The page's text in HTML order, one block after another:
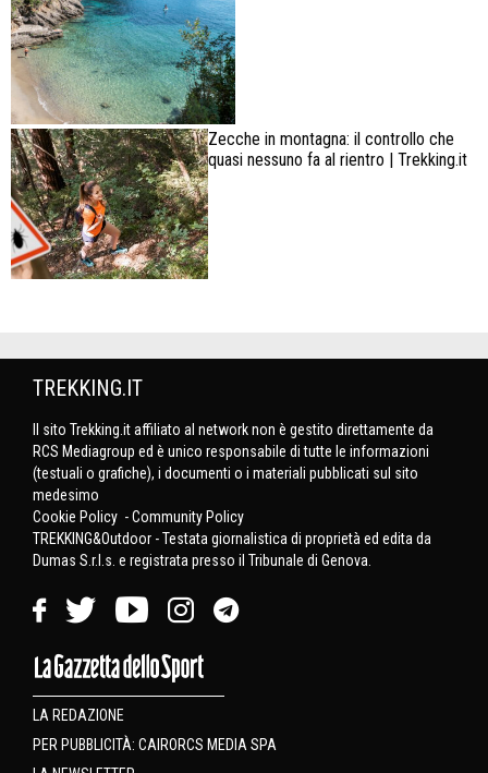
Zecche in montagna: il controllo che
quasi nessuno fa al rientro | Trekking.it
TREKKING.IT
Il sito Trekking.it affiliato al network non è gestito direttamente da
RCS Mediagroup ed è unico responsabile di tutte le informazioni
(testuali o grafiche), i documenti o i materiali pubblicati sul sito
medesimo
Cookie Policy -Community Policy
TREKKING&Outdoor - Testata giornalistica di proprietà ed edita da
Dumas S.r.l.s. e registrata presso il Tribunale di Genova.
LA REDAZIONE
PER PUBBLICITÀ: CAIRORCS MEDIA SPA